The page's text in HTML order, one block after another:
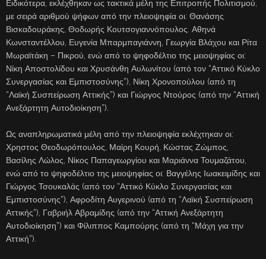
Ειδικότερα, εκλέχθηκαν ως τακτικά μέλη της Επιτροπής Πολιτισμού,
με σειρά αριθμού ψήφων από την πλειοψηφία οι: Θανάσης
Βισκαδουράκης, Θοδωρής Κουτσογιαννόπουλος. Αθηνά
Κωνσταντέλλου, Ευγενία Μπαρμπαγιάννη, Γεωργία Βλάχου και Ρίτα
Μωραϊτάκη – Πικρού, ενώ από το ψηφοδέλτιο της μειοψηφίας οι:
Νίκη Αποστολίδου και Χρυσάνθη Αυλωνίτου (από τον “Αττικό Κύκλο
Συνεργασίας και Εμπιστοσύνης”), Νίκη Χρονοπούλου (από τη
“Λαϊκή Συσπείρωση Αττικής”) και Γιώργος Ντούρος (από την “Αττική
Ανεξάρτητη Αυτοδιοίκηση”).
Ως αναπληρωματικά μέλη από την πλειοψηφία εκλέχτηκαν οι:
Χρηστος Θεοδωρόπουλος, Μαίρη Κουρή, Κώστας Ζώμπος,
Βασίλης Λώλος, Νίκος Παπαγεωργίου και Μαριάννα Τουμαζάτου,
ενώ από το ψηφοδέλτιο της μειοψηφίας οι: Βαγγέλης Ιωακειμίδης και
Γιώργος Τσουκαλάς (από τον “Αττικό Κύκλο Συνεργασίας και
Εμπιστοσύνης”), Αφροδίτη Αυγερινού (από τη “Λαϊκή Συσπείρωση
Αττικής”), Γαβριήλ Αβραμίδης (από την “Αττική Ανεξάρτητη
Αυτοδιοίκηση”) και Φίλιππος Καμπούρης (από τη “Μάχη για την
Αττική”).